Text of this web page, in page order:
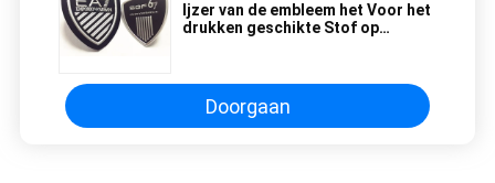
Ijzer van de embleem het Voor het
drukken geschikte Stof op
Hitteoverdracht TPU
Doorgaan